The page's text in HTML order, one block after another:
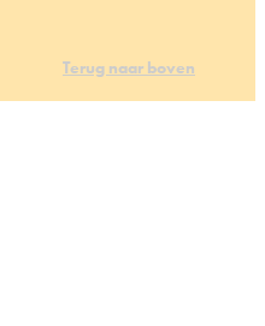
Terug naar boven